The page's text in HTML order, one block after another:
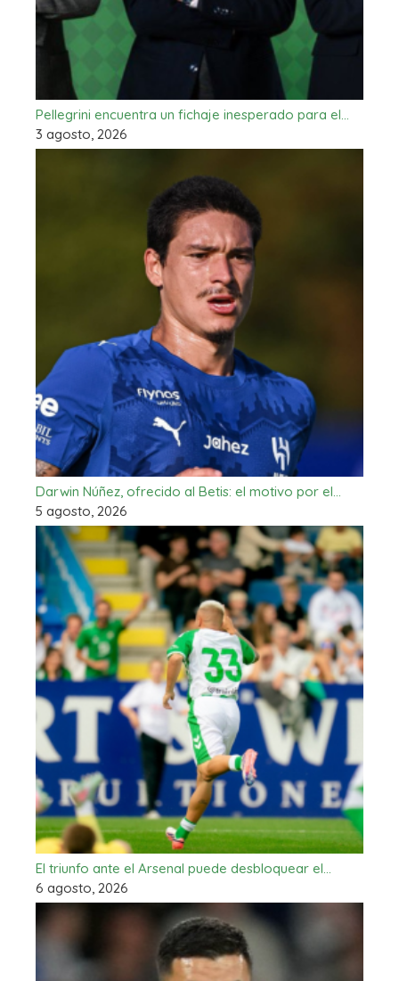
Pellegrini encuentra un fichaje inesperado para el…
3 agosto, 2026
Darwin Núñez, ofrecido al Betis: el motivo por el…
5 agosto, 2026
El triunfo ante el Arsenal puede desbloquear el…
6 agosto, 2026